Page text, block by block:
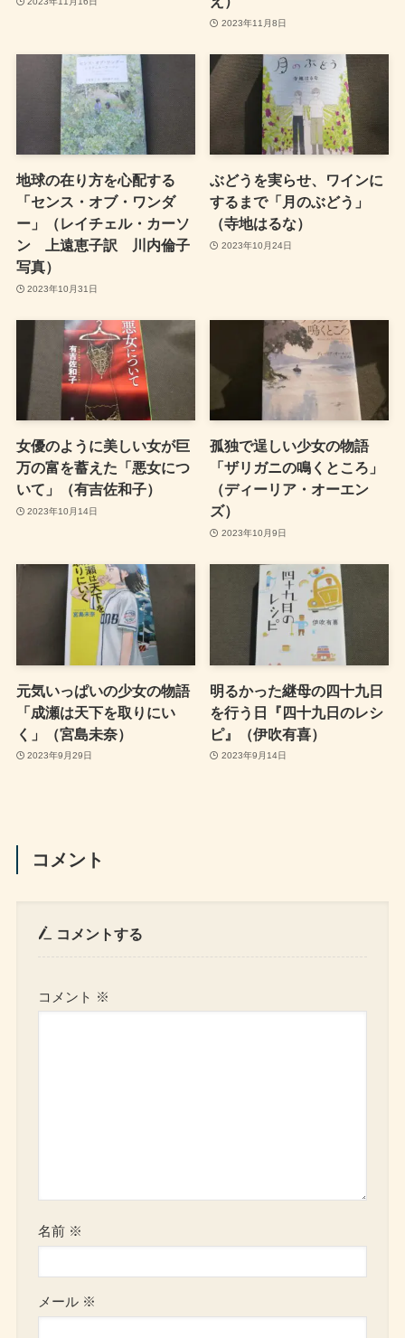
2023年11月8日
地球の在り方を心配する
「センス・オブ・ワンダ
ー」（レイチェル・カーソ
ン 上遠恵子訳 川内倫子
写真）
2023年10月31日
ぶどうを実らせ、ワインに
するまで「月のぶどう」
（寺地はるな）
2023年10月24日
女優のように美しい女が巨
万の富を蓄えた「悪女につ
いて」（有吉佐和子）
2023年10月14日
孤独で逞しい少女の物語
「ザリガニの鳴くところ」
（ディーリア・オーエン
ズ）
2023年10月9日
元気いっぱいの少女の物語
「成瀬は天下を取りにい
く」（宮島未奈）
2023年9月29日
明るかった継母の四十九日
を行う日『四十九日のレシ
ピ』（伊吹有喜）
2023年9月14日
コメント
コメントする
コメント ※
名前 ※
メール ※